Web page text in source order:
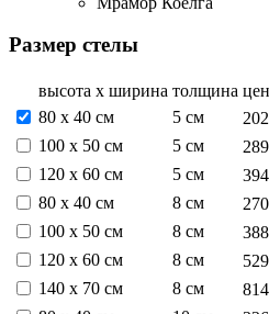
Размер стелы
высота х ширина толщина
80 х 40 см
5 см
100 х 50 см
5 см
120 х 60 см
5 см
80 х 40 см
8 см
100 х 50 см
8 см
120 х 60 см
8 см
140 х 70 см
8 см